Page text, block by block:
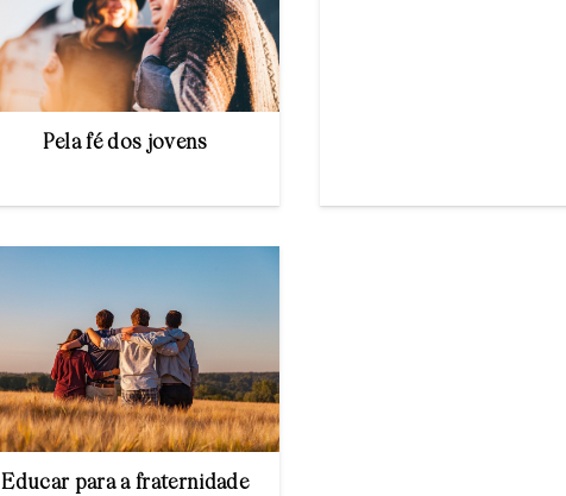
Pela fé dos jovens
Educar para a fraternidade